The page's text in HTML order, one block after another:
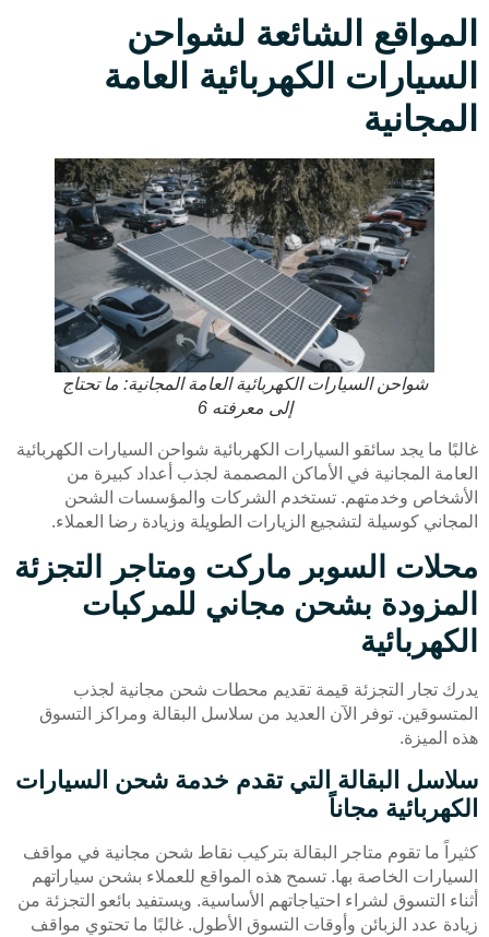
المواقع الشائعة لشواحن
السيارات الكهربائية العامة
المجانية
شواحن السيارات الكهربائية العامة المجانية: ما تحتاج
إلى معرفته 6
غالبًا ما يجد سائقو السيارات الكهربائية شواحن السيارات الكهربائية
العامة المجانية في الأماكن المصممة لجذب أعداد كبيرة من
الأشخاص وخدمتهم. تستخدم الشركات والمؤسسات الشحن
المجاني كوسيلة لتشجيع الزيارات الطويلة وزيادة رضا العملاء.
محلات السوبر ماركت ومتاجر التجزئة
المزودة بشحن مجاني للمركبات
الكهربائية
يدرك تجار التجزئة قيمة تقديم محطات شحن مجانية لجذب
المتسوقين. توفر الآن العديد من سلاسل البقالة ومراكز التسوق
هذه الميزة.
سلاسل البقالة التي تقدم خدمة شحن السيارات
الكهربائية مجاناً
كثيراً ما تقوم متاجر البقالة بتركيب نقاط شحن مجانية في مواقف
السيارات الخاصة بها. تسمح هذه المواقع للعملاء بشحن سياراتهم
أثناء التسوق لشراء احتياجاتهم الأساسية. ويستفيد بائعو التجزئة من
زيادة عدد الزبائن وأوقات التسوق الأطول. غالبًا ما تحتوي مواقف